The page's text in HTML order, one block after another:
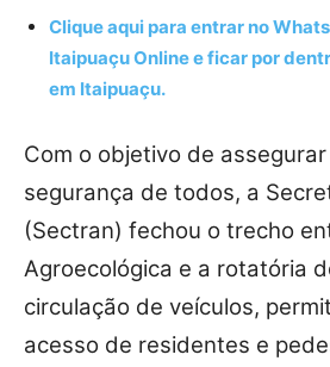
Clique aqui para entrar no
Itaipuaçu Online e ficar por
em Itaipuaçu.
Com o objetivo de
segurança de todos, a
(Sectran) fechou o trecho
Agroecológica e a rotatória
circulação de veículos,
acesso de residentes e